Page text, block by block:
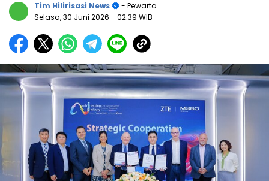
Tim Hilirisasi News
- Pewarta
Selasa, 30 Juni 2026 - 02:39 WIB